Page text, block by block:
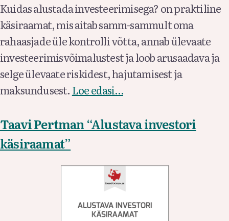
Kuidas alustada investeerimisega? on praktiline
käsiraamat, mis aitab samm-sammult oma
rahaasjade üle kontrolli võtta, annab ülevaate
investeerimisvõimalustest ja loob arusaadava ja
selge ülevaate riskidest, hajutamisest ja
maksundusest. Loe edasi…
Taavi Pertman “Alustava investori
käsiraamat”